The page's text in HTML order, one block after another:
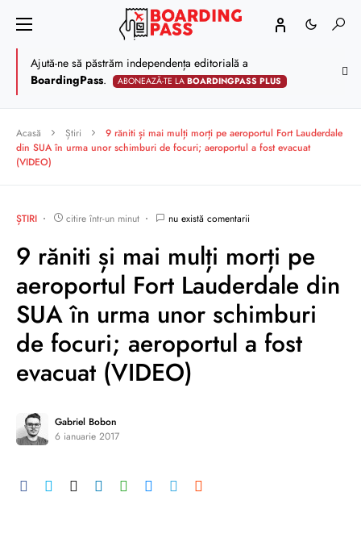
Ajută-ne să păstrăm independența editorială a
BoardingPass. ABONEAZĂ-TE LABOARDINGPASS PLUS
Acasă Știri
9 răniti și mai mulți morți pe aeroportul Fort Lauderdale
din SUA în urma unor schimburi de focuri; aeroportul a fost evacuat
(VIDEO)
ȘTIRI citire într-un minut nu există comentarii
9 răniti și mai mulți morți pe
aeroportul Fort Lauderdale din
SUA în urma unor schimburi
de focuri; aeroportul a fost
evacuat (VIDEO)
Gabriel Bobon
6 ianuarie 2017